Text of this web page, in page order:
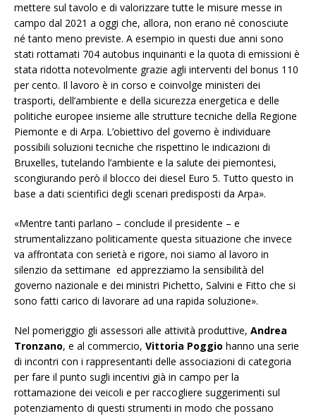
mettere sul tavolo e di valorizzare tutte le misure messe in
campo dal 2021 a oggi che, allora, non erano né conosciute
né tanto meno previste. A esempio in questi due anni sono
stati rottamati 704 autobus inquinanti e la quota di emissioni è
stata ridotta notevolmente grazie agli interventi del bonus 110
per cento. Il lavoro è in corso e coinvolge ministeri dei
trasporti, dell’ambiente e della sicurezza energetica e delle
politiche europee insieme alle strutture tecniche della Regione
Piemonte e di Arpa. L’obiettivo del governo è individuare
possibili soluzioni tecniche che rispettino le indicazioni di
Bruxelles, tutelando l’ambiente e la salute dei piemontesi,
scongiurando però il blocco dei diesel Euro 5. Tutto questo in
base a dati scientifici degli scenari predisposti da Arpa».
«Mentre tanti parlano – conclude il presidente – e
strumentalizzano politicamente questa situazione che invece
va affrontata con serietà e rigore, noi siamo al lavoro in
silenzio da settimane ed apprezziamo la sensibilità del
governo nazionale e dei ministri Pichetto, Salvini e Fitto che si
sono fatti carico di lavorare ad una rapida soluzione».
Nel pomeriggio gli assessori alle attività produttive, Andrea
Tronzano, e al commercio, Vittoria Poggio hanno una serie
di incontri con i rappresentanti delle associazioni di categoria
per fare il punto sugli incentivi già in campo per la
rottamazione dei veicoli e per raccogliere suggerimenti sul
potenziamento di questi strumenti in modo che possano